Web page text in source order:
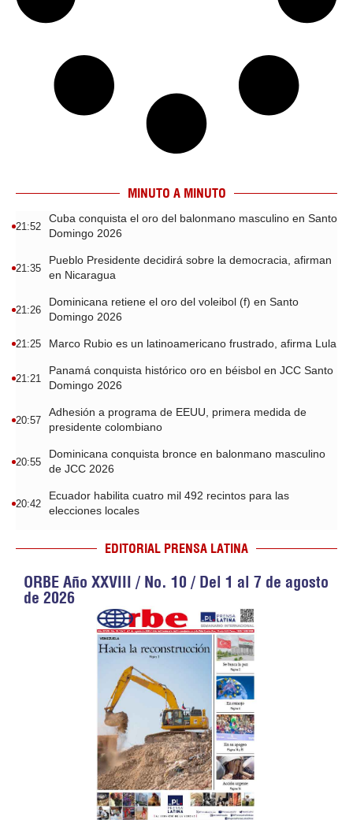
MINUTO A MINUTO
21:52
Cuba conquista el oro del balonmano masculino en Santo
Domingo 2026
21:35
Pueblo Presidente decidirá sobre la democracia, afirman
en Nicaragua
21:26
Dominicana retiene el oro del voleibol (f) en Santo
Domingo 2026
21:25 Marco Rubio es un latinoamericano frustrado, afirma Lula
21:21
Panamá conquista histórico oro en béisbol en JCC Santo
Domingo 2026
20:57
Adhesión a programa de EEUU, primera medida de
presidente colombiano
20:55
Dominicana conquista bronce en balonmano masculino
de JCC 2026
20:42
Ecuador habilita cuatro mil 492 recintos para las
elecciones locales
EDITORIAL PRENSA LATINA
ORBE Año XXVIII / No. 10 / Del 1 al 7 de agosto
de 2026